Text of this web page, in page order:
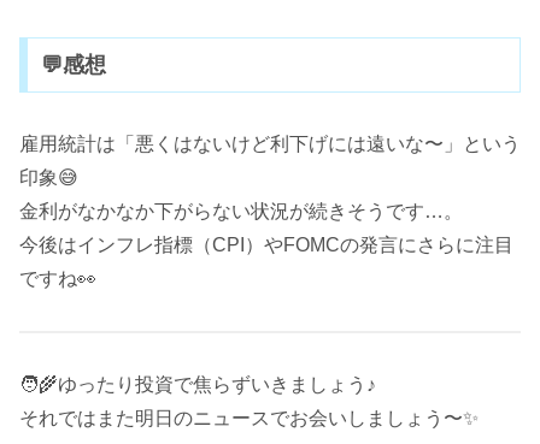
💬感想
雇用統計は「悪くはないけど利下げには遠いな〜」という
印象😅
金利がなかなか下がらない状況が続きそうです…。
今後はインフレ指標（CPI）やFOMCの発言にさらに注目
ですね👀
🧑‍🌾ゆったり投資で焦らずいきましょう♪
それではまた明日のニュースでお会いしましょう〜✨